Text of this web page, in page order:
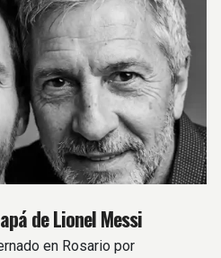
de Lionel Messi
en Rosario por